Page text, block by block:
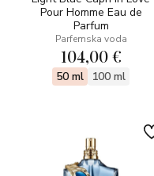
Pour Homme Eau de
Parfum
Parfemska voda
104,00 €
50 ml 100 ml